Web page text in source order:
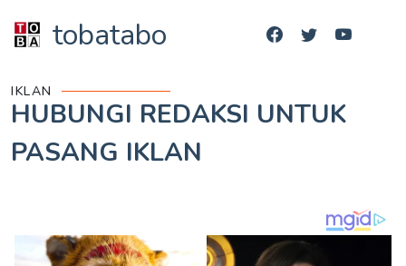
tobatabo
IKLAN
HUBUNGI REDAKSI UNTUK
PASANG IKLAN